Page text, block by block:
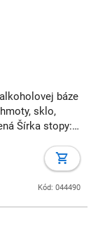
báze
sklo,
Kód: 044490